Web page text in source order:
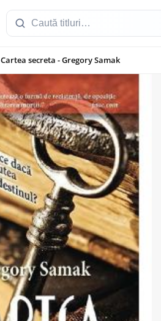
Cartea secreta - Gregory Samak